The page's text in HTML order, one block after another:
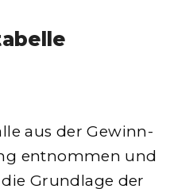
aus der Gewinn-
entnommen und
Grundlage der